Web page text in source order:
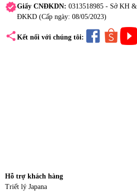
verifiedGiấy CNĐKDN: 0313518985 - Sở KH
ĐKKD (Cấp ngày: 08/05/2023)
share Kết nối với chúng tôi:
Hỗ trợ khách hàng
Triết lý Japana